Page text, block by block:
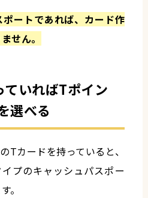
ートであれば、カード作
せん。
いればTポイン
選べる
Tカードを持っていると、
プのキャッシュパスポー
。